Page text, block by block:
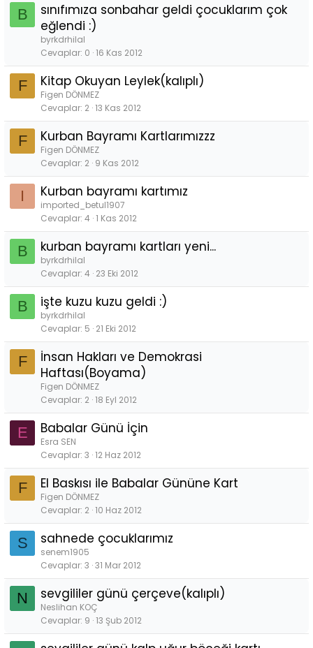
B
sınıfımıza sonbahar geldi çocuklarım çok
eğlendi :)
byrkdrhilal
Cevaplar 0 16 Kas 2012
F Kitap Okuyan Leylek(kalıplı)
Figen DÖNMEZ
Cevaplar 2 13 Kas 2012
F Kurban Bayramı Kartlarımızzz
Figen DÖNMEZ
Cevaplar 2 9 Kas 2012
I Kurban bayramı kartımız
imported_betul1907
Cevaplar 4 1 Kas 2012
B kurban bayramı kartları yeni...
byrkdrhilal
Cevaplar 4 23 Eki 2012
B işte kuzu kuzu geldi :)
byrkdrhilal
Cevaplar 5 21 Eki 2012
F
İnsan Hakları ve Demokrasi
Haftası(Boyama)
Figen DÖNMEZ
Cevaplar 2 18 Eyl 2012
E Babalar Günü İçin
Esra SEN
Cevaplar 3 12 Haz 2012
F El Baskısı ile Babalar Gününe Kart
Figen DÖNMEZ
Cevaplar 2 10 Haz 2012
S sahnede çocuklarımız
senem1905
Cevaplar 3 31 Mar 2012
N sevgililer günü çerçeve(kalıplı)
Neslihan KOÇ
Cevaplar 9 13 Şub 2012